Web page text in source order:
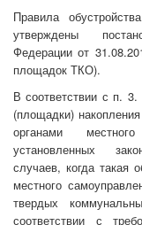
Правила
утверждены
Федерации от
площадок ТКО).
В соответствии с п.
(площадки)
органами
установленных
случаев, когда такая
местного
твердых
соответствии с